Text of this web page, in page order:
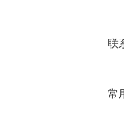
联
常